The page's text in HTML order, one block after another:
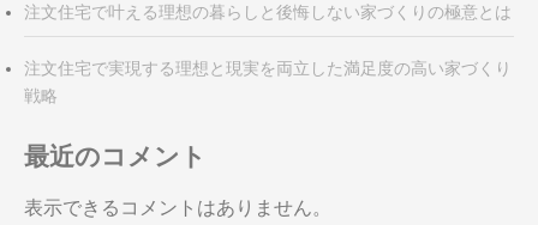
注文住宅で叶える理想の暮らしと後悔しない家づくりの極意とは
注文住宅で実現する理想と現実を両立した満足度の高い家づくり
戦略
最近のコメント
表示できるコメントはありません。